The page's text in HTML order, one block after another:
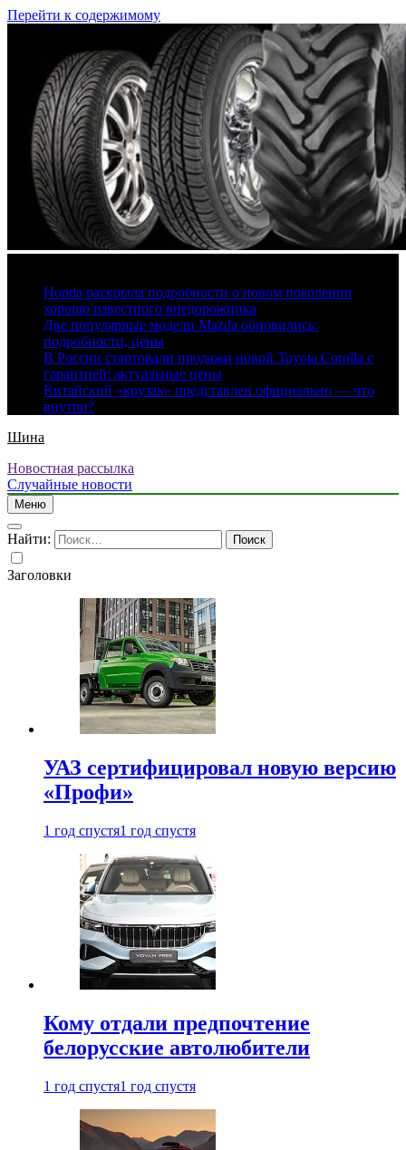
Перейти к содержимому
Honda раскрыла подробности о новом поколении
хорошо известного внедорожника
Две популярные модели Mazda обновились:
подробности, цены
В России стартовали продажи новой Toyota Corolla с
гарантией: актуальные цены
Китайский «крузак» представлен официально — что
внутри?
Шина
Новостная рассылка
Случайные новости
Меню
Найти:
Заголовки
УАЗ сертифицировал новую версию
«Профи»
1 год спустя1 год спустя
Кому отдали предпочтение
белорусские автолюбители
1 год спустя1 год спустя